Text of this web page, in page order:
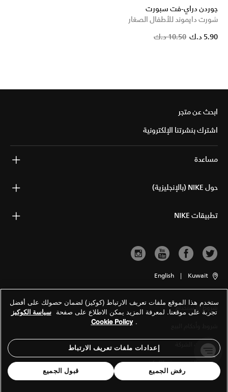
جوردن دراي-فت سبورت
شورت دايموند للأطفال الصغار
10.50 د.ك 5.90 د.ك
ابحث عن متجر
اشترك بنشرتنا الإلكترونية
مساعدة
حول NIKE (بالإنجليزية)
تطبيقات NIKE
Kuwait
|
English
شروط الاستخدام
معلومات الشركة
سياسة الخصوصية والكوكيز
ستخدم هذا الموقع ملفات تعريف الارتباط (كوكيز) لضمان حصولك على أفضل
تجربة على موقعنا. لمعرفة المزيد يمكن الاطلاع على صفحة سياسة الكوكيز
.
Cookie Policy
إعدادات ملفات تعريف الارتباط
رفض الجميع قبول الجميع